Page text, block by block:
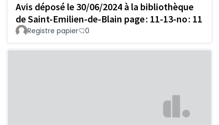
Avis déposé le 30/06/2024 à la bibliothèque
de Saint-Emilien-de-Blain page : 11-13-no : 11
Registre papier 0